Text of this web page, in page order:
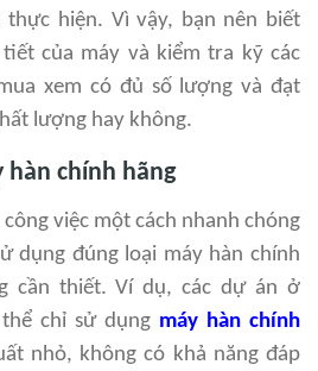
hiện. Vì vậy, bạn nên biết
của máy và kiểm tra kỹ các
xem có đủ số lượng và đạt
lượng hay không.
hàn chính hãng
việc một cách nhanh chóng
dụng đúng loại máy hàn chính
cần thiết. Ví dụ, các dự án ở
chỉ sử dụng máy hàn chính
nhỏ, không có khả năng đáp